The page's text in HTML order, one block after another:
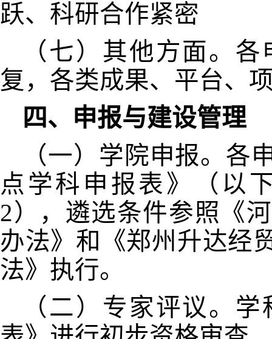
跃、科研合作紧密
（七）其他方面。
复，各类成果、平台、
四、申报与建设管理
（一）学院申报。各
点学科申报表》（以
2），遴选条件参照《
办法》和《郑州升达经
法》执行。
（二）专家评议。